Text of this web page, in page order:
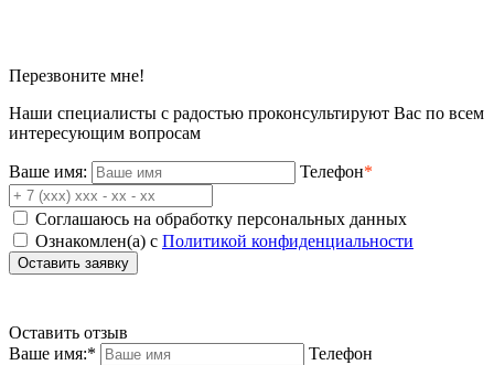
Перезвоните мне!
Наши специалисты с радостью проконсультируют Вас по всем
интересующим вопросам
Ваше имя: Телефон*
Соглашаюсь на обработку персональных данных
Ознакомлен(а) с Политикой конфиденциальности
Оставить отзыв
Ваше имя:*
Телефон